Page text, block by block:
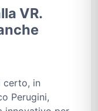
VR.
certo, in
Perugini,